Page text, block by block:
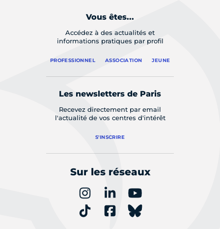
Vous êtes...
Accédez à des actualités et
informations pratiques par profil
PROFESSIONNEL ASSOCIATION JEUNE
Les newsletters de Paris
Recevez directement par email
l'actualité de vos centres d'intérêt
S'INSCRIRE
Sur les réseaux